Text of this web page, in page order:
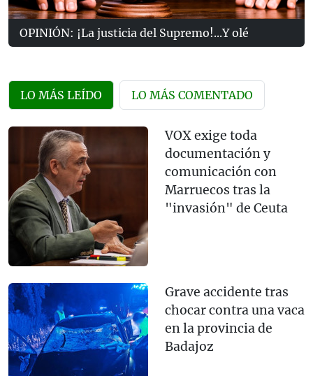
OPINIÓN: ¡La justicia del Supremo!...Y olé
LO MÁS LEÍDO LO MÁS COMENTADO
VOX exige toda
documentación y
comunicación con
Marruecos tras la
"invasión" de Ceuta
Grave accidente tras
chocar contra una vaca
en la provincia de
Badajoz